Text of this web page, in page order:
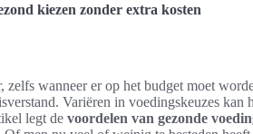
kiezen zonder extra kosten
zelfs wanneer er op het budget moet
Variëren in voedingskeuzes kan
legt de voordelen van gezonde